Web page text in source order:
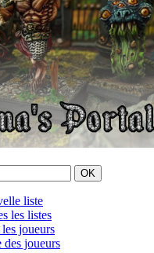
liste
les listes
joueurs
des joueurs